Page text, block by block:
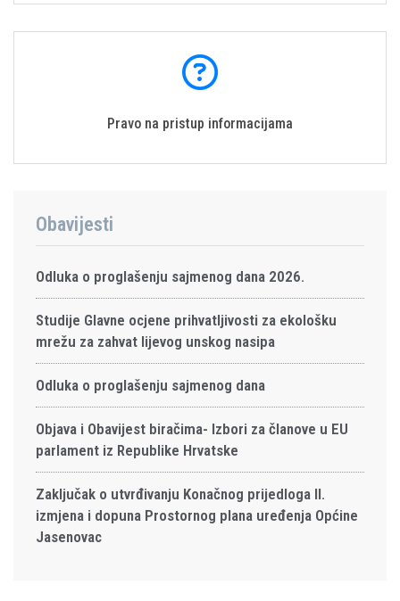
Pravo na pristup informacijama
Obavijesti
Odluka o proglašenju sajmenog dana 2026.
Studije Glavne ocjene prihvatljivosti za ekološku
mrežu za zahvat lijevog unskog nasipa
Odluka o proglašenju sajmenog dana
Objava i Obavijest biračima- Izbori za članove u EU
parlament iz Republike Hrvatske
Zaključak o utvrđivanju Konačnog prijedloga II.
izmjena i dopuna Prostornog plana uređenja Općine
Jasenovac